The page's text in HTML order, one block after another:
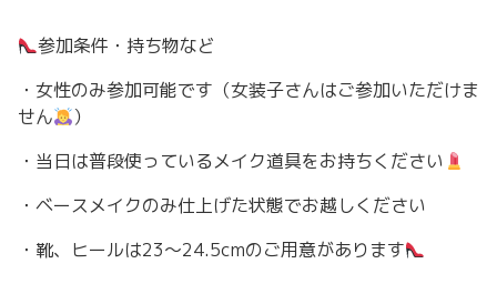
参加条件・持ち物など
・女性のみ参加可能です（女装子さんはご参加いただけま
せん
）
・当日は普段使っているメイク道具をお持ちください
・ベースメイクのみ仕上げた状態でお越しください
・靴、ヒールは23〜24.5cmのご用意があります